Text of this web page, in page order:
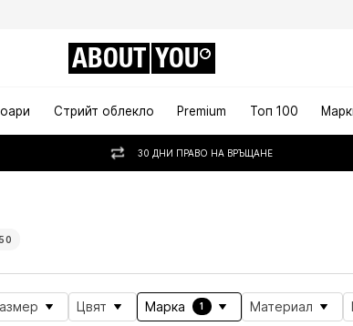
ABOUT YOU
Стрийт облекло Premium Топ 100
30 ДНИ ПРАВО НА ВРЪЩАНЕ
Цвят Марка 1 Материал